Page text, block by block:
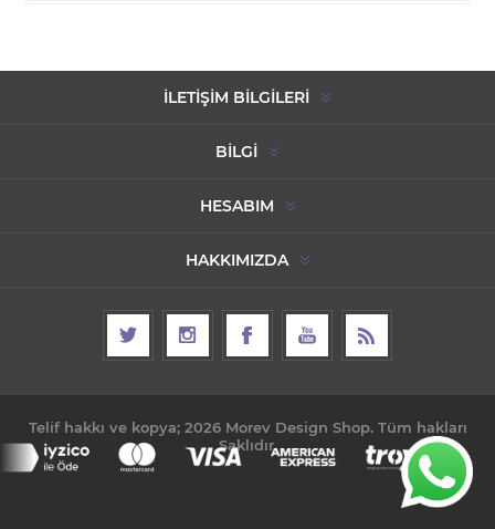
İLETIŞIM BILGILERI
BILGI
HESABIM
HAKKIMIZDA
Telif hakkı ve kopya; 2026 Morev Design Shop. Tüm hakları
Saklıdır.